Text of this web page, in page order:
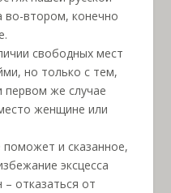
во-втором, конечно
свободных мест
но только с тем,
первом же случае
женщине или
и сказанное,
эксцесса
отказаться от